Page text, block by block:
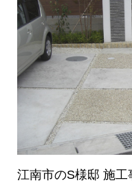
江南市のS様邸 施